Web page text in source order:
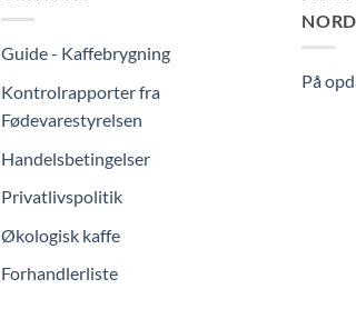
Guide - Kaffebrygning
Kontrolrapporter fra
Fødevarestyrelsen
Handelsbetingelser
Privatlivspolitik
Økologisk kaffe
Forhandlerliste
På